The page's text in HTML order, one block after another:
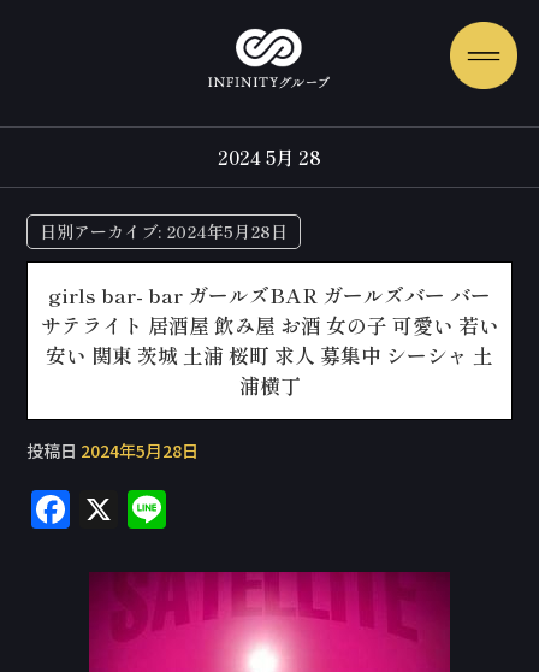
2024 5月 28
日別アーカイブ: 2024年5月28日
girls bar- bar ガールズBAR ガールズバー バー
サテライト 居酒屋 飲み屋 お酒 女の子 可愛い 若い
安い 関東 茨城 土浦 桜町 求人 募集中 シーシャ 土
浦横丁
投稿日 2024年5月28日
F
c
e
X
e